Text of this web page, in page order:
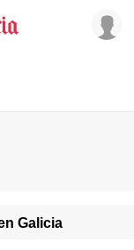
Galicia